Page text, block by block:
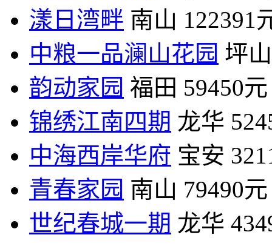
漾日湾畔 南山 122391
中粮一品澜山花园 坪山
韵动家园 福田 59450元
锦绣江南四期 龙华
中海西岸华府 宝安
青春家园 南山 79490元
世纪春城一期 龙华